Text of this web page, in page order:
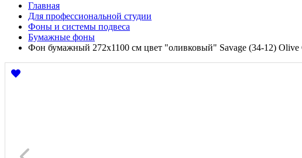
Главная
Для профессиональной студии
Фоны и системы подвеса
Бумажные фоны
Фон бумажный 272x1100 см цвет "оливковый" Savage (34-12) Olive